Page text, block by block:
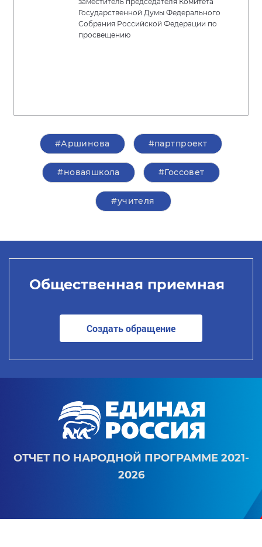
Государственной Думы Федерального
Собрания Российской Федерации по
просвещению
#Аршинова #партпроект
#новаяшкола #Госсовет
#учителя
Общественная приемная
Создать обращение
ОТЧЕТ ПО НАРОДНОЙ ПРОГРАММЕ 2021-
2026